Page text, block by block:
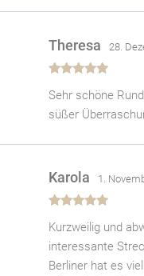
mit5 von 5
Theresa 28.
Sehr schöne
süßer
mit5von 5
Karola 1.
Kurzweilig und
interessante
Berliner hat es